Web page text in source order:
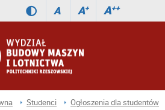
A A+ A++
Studenci Ogłoszenia dla studentów